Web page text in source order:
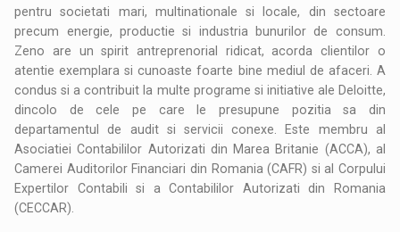
pentru societati mari, multinationale si locale, din sectoare
precum energie, productie si industria bunurilor de consum.
Zeno are un spirit antreprenorial ridicat, acorda clientilor o
atentie exemplara si cunoaste foarte bine mediul de afaceri. A
condus si a contribuit la multe programe si initiative ale Deloitte,
dincolo de cele pe care le presupune pozitia sa din
departamentul de audit si servicii conexe. Este membru al
Asociatiei Contabililor Autorizati din Marea Britanie (ACCA), al
Camerei Auditorilor Financiari din Romania (CAFR) si al Corpului
Expertilor Contabili si a Contabililor Autorizati din Romania
(CECCAR).